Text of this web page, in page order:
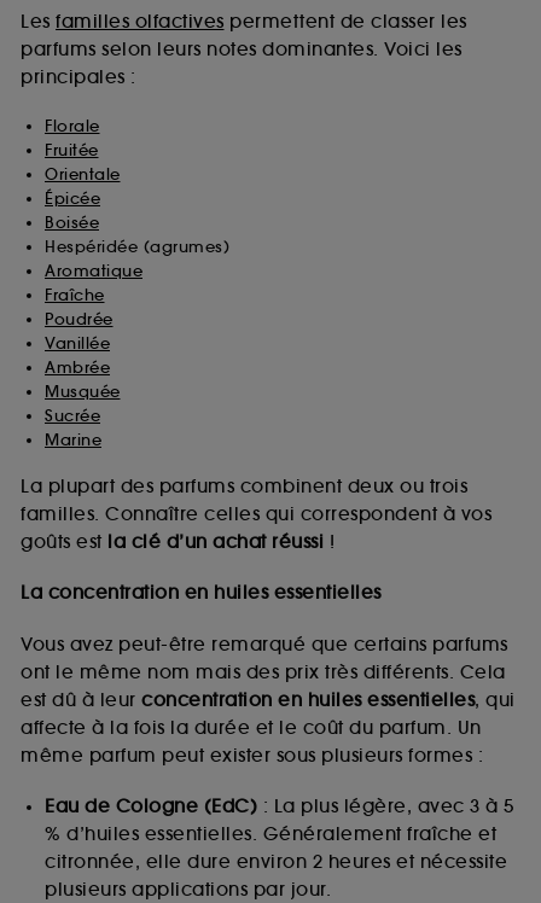
Les familles olfactives permettent de classer les
parfums selon leurs notes dominantes. Voici les
principales :
Florale
Fruitée
Orientale
Épicée
Boisée
Hespéridée (agrumes)
Aromatique
Fraîche
Poudrée
Vanillée
Ambrée
Musquée
Sucrée
Marine
La plupart des parfums combinent deux ou trois
familles. Connaître celles qui correspondent à vos
goûts est la clé d’un achat réussi !
La concentration en huiles essentielles
Vous avez peut-être remarqué que certains parfums
ont le même nom mais des prix très différents. Cela
est dû à leur concentration en huiles essentielles, qui
affecte à la fois la durée et le coût du parfum. Un
même parfum peut exister sous plusieurs formes :
Eau de Cologne (EdC) : La plus légère, avec 3 à 5
% d’huiles essentielles. Généralement fraîche et
citronnée, elle dure environ 2 heures et nécessite
plusieurs applications par jour.
sur "continuer sans accepter". Voous pouvez à tout
moment choisir de retirer votrte consentement. Si vous
souhaitez obtenir plus d'information sur les cookies
utilisés, cliquez